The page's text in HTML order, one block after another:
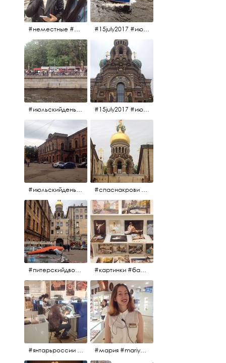
#неместные #июльскийдень2017 #15july2017 #июльскийдень2017 #катерок #bonfire
#июльскийдень2017 #15july2017 #15july2017 #июльскийдень2017 #спаснакрови
#июльскийдень2017 #15july2017 #спаснакрови #июльскийдень2017
#питерскийдвор #спаснакрови #июльскийдень2017 #картинки #балетпитера #янтарьроссиии
#янтарьроссии #янтарь #мария #mariya #янтарьроссии